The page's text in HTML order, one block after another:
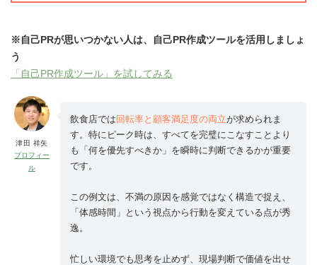
※自己PRが思いつかない人は、自己PR作成ツールを活用しましょ
う
「自己PR作成ツール」を試してみる
津田 祥矢
プロフィー
ル
飲食店では 回転率と顧客満足度の両立が求められま
す。特にピーク時は、すべてを完璧にこなすことより
も「何を優先すべきか」を瞬時に判断できるかが重要
です。
この例文は、不満の原因を感覚ではなく構造で捉え、
「体感時間」という視点から行動を変えている点が秀
逸。
忙しい環境でも思考を止めず、現場判断で価値を出せ